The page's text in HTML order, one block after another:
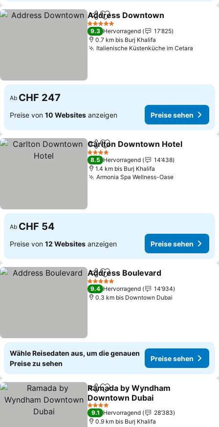
TeilenZu Favoriten hinzufügen
Address Downtown
5 Sterne
9.3 Hervorragend
17’825
0.7 km bis Burj Khalifa
Italienische Küstenküche im Cetara
Ab CHF 247
Preise von 10 Websites anzeigen Preise sehen
TeilenZu Favoriten hinzufügen
Carlton Downtown Hotel
4 Sterne
8.5 Hervorragend
14’438
1.4 km bis Burj Khalifa
Armonia Spa Wellness-Oase
Ab CHF 54
Preise von 12 Websites anzeigen Preise sehen
TeilenZu Favoriten hinzufügen
Address Boulevard
5 Sterne
9.4 Hervorragend
14’934
0.3 km bis Downtown Dubai
Wähle Reisedaten aus, um die genauen
Preise zu sehen
Preise sehen
TeilenZu Favoriten hinzufügen
Ramada by Wyndham
Downtown Dubai
4 Sterne
9.1 Hervorragend
28’383
0.9 km bis Burj Khalifa